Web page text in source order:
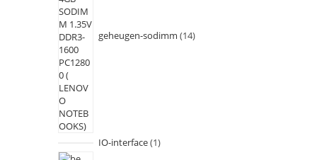
geheugen-sodimm 14
IO-interface 1